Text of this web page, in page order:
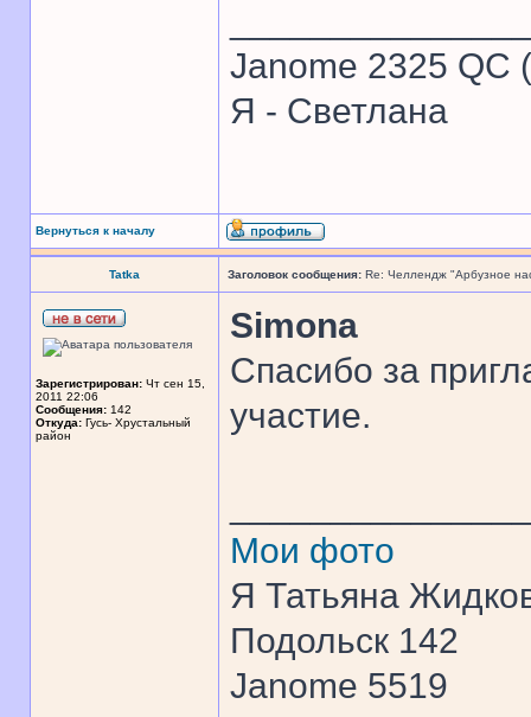
Janome 2325 QC
Я - Светлана
Вернуться к началу
Tatka Заголовок сообщения: Re: Челлендж "Арбузное
Зарегистрирован: Чт сен 15,
2011 22:06
Сообщения: 142
Откуда: Гусь- Хрустальный
район
Simona
Спасибо за
участие.
Мои фото
Я Татьяна
Подольск 142
Janome 5519